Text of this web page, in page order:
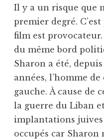
Il y a un risque que
premier degré.
film est
du même bord
Sharon a été,
années, l’homme
gauche. À cause de
la guerre du Liban
implantations
occupés car Sharon